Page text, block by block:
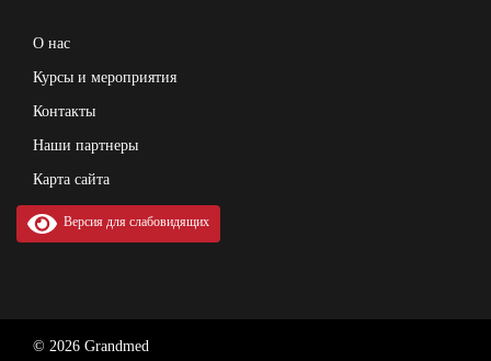
О нас
Курсы и мероприятия
Контакты
Наши партнеры
Карта сайта
Версия для слабовидящих
© 2026 Grandmed